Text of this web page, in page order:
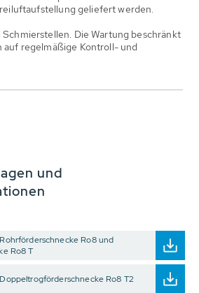
geliefert werden.
Schmierstellen. Die Wartung beschränkt
auf regelmäßige Kontroll- und
und
Ro8 und
Ro8 T
Ro8 T2